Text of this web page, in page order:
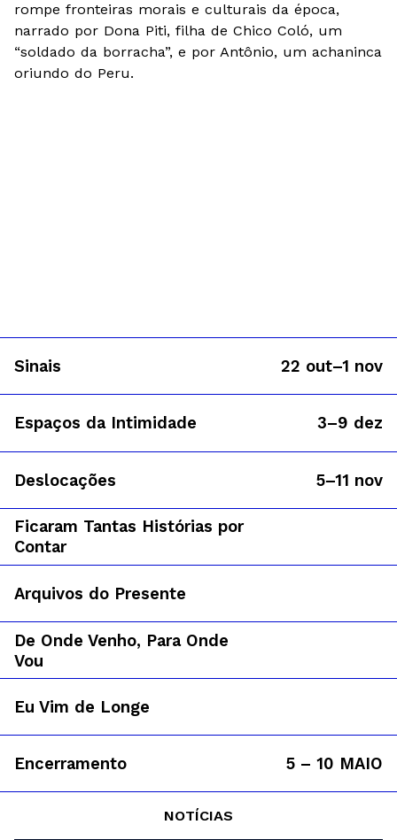
rompe fronteiras morais e culturais da época,
narrado por Dona Piti, filha de Chico Coló, um
“soldado da borracha”, e por Antônio, um achaninca
oriundo do Peru.
Sinais 22 out–1 nov
Espaços da Intimidade 3–9 dez
Deslocações 5–11 nov
Ficaram Tantas Histórias por
Contar
Arquivos do Presente
De Onde Venho, Para Onde
Vou
Eu Vim de Longe
Encerramento 5 – 10 MAIO
NOTÍCIAS